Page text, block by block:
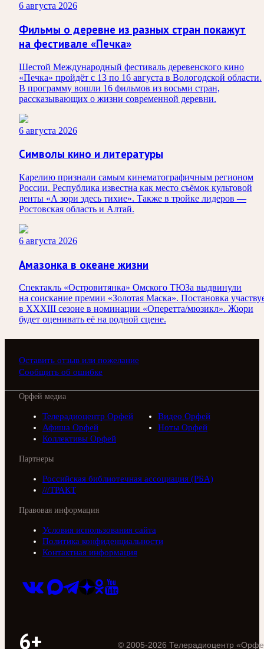
6 августа 2026
Фильмы о деревне из разных стран покажут
на фестивале «Печка»
Шестой Международный фестиваль деревенского кино
«Печка» пройдёт с 13 по 16 августа в Вологодской области.
В программу вошли 16 фильмов из восьми стран,
рассказывающих о жизни современной деревни.
6 августа 2026
Символы кино и литературы
Карелию признали самым кинематографичным регионом
России. Республика известна как место съёмок культовой
ленты «А зори здесь тихие». Также в тройке лидеров —
Ростовская область и Алтай.
6 августа 2026
Амазонка в океане жизни
Спектакль «Островитянка» Омского ТЮЗа выдвинули
на соискание премии «Золотая Маска». Постановка
в XXXIII сезоне в номинации «Оперетта/мюзикл». Жюри
будет оценивать её на родной сцене.
Оставить отзыв или пожелание
Сообщить об ошибке
Орфей медиа
Телерадиоцентр Орфей
Видео Орфей
Афиша Орфей
Ноты Орфей
Коллективы Орфей
Партнеры
Российская библиотечная ассоциация (РБА)
///ТРАКТ
Правовая информация
Условия использования сайта
Политика конфиденциальности
Контактная информация
6+ © 2005-2026 Телерадиоцентр